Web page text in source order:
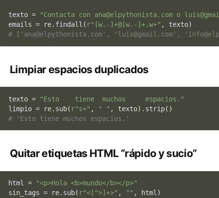
texto =
"Contacta con ana@elpythonista.com o
emails = re.findall( r"[w.-]+@[w.-]+.w+"
# ['ana@elpythonista.com', 'luis@gmail.com',
Limpiar espacios duplicados
texto =
"Esto    tiene  muchos     espacios."
limpio = re.sub( r"s+" , " "
# 'Esto tiene muchos espacios.'
Quitar etiquetas HTML “rápido y sucio”
html =
"<p>Hola <b>mundo</b></p>"
sin_tags = re.sub( r"<[^>]+>" , ""